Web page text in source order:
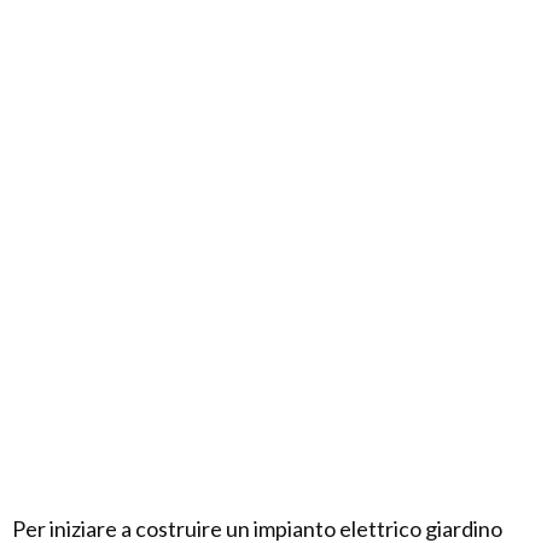
Per iniziare a costruire un impianto elettrico giardino